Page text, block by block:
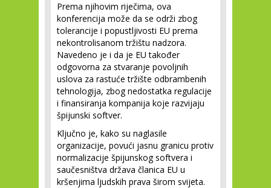
Prema njihovim riječima, ova
konferencija može da se održi zbog
tolerancije i popustljivosti EU prema
nekontrolisanom tržištu nadzora.
Navedeno je i da je EU također
odgovorna za stvaranje povoljnih
uslova za rastuće tržište odbrambenih
tehnologija, zbog nedostatka regulacije
i finansiranja kompanija koje razvijaju
špijunski softver.
Ključno je, kako su naglasile
organizacije, povući jasnu granicu protiv
normalizacije špijunskog softvera i
saučesništva država članica EU u
kršenjima ljudskih prava širom svijeta.